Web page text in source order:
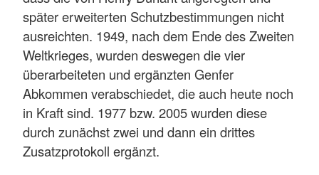
später erweiterten Schutzbestimmungen nicht
ausreichten. 1949, nach dem Ende des Zweiten
Weltkrieges, wurden deswegen die vier
überarbeiteten und ergänzten Genfer
Abkommen verabschiedet, die auch heute noch
in Kraft sind. 1977 bzw. 2005 wurden diese
durch zunächst zwei und dann ein drittes
Zusatzprotokoll ergänzt.